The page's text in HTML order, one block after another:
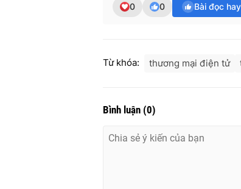
0 0 Bài đọc
Từ khóa: thương mại điện tử
Bình luận (0)